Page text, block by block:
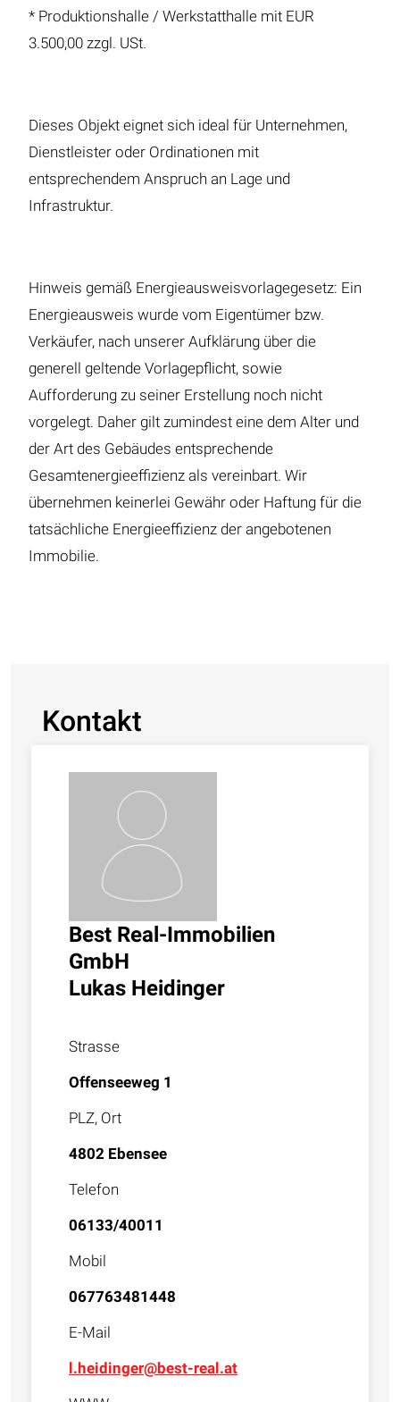
* Produktionshalle / Werkstatthalle mit EUR
3.500,00 zzgl. USt.
Dieses Objekt eignet sich ideal für Unternehmen,
Dienstleister oder Ordinationen mit
entsprechendem Anspruch an Lage und
Infrastruktur.
Hinweis gemäß Energieausweisvorlagegesetz: Ein
Energieausweis wurde vom Eigentümer bzw.
Verkäufer, nach unserer Aufklärung über die
generell geltende Vorlagepflicht, sowie
Aufforderung zu seiner Erstellung noch nicht
vorgelegt. Daher gilt zumindest eine dem Alter und
der Art des Gebäudes entsprechende
Gesamtenergieeffizienz als vereinbart. Wir
übernehmen keinerlei Gewähr oder Haftung für die
tatsächliche Energieeffizienz der angebotenen
Immobilie.
Kontakt
Best Real-Immobilien
GmbH
Lukas Heidinger
Strasse
Offenseeweg 1
PLZ, Ort
4802 Ebensee
Telefon
06133/40011
Mobil
067763481448
E-Mail
l.heidinger@best-real.at